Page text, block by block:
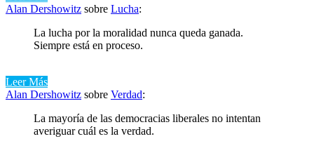
Alan Dershowitz sobre Lucha:
La lucha por la moralidad nunca queda ganada.
Siempre está en proceso.
Leer Más
Alan Dershowitz sobre Verdad:
La mayoría de las democracias liberales no intentan
averiguar cuál es la verdad.